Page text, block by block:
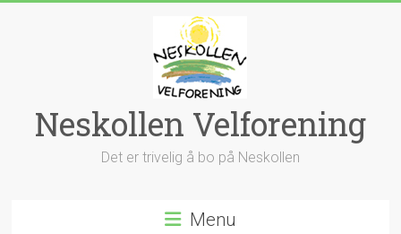
Neskollen Velforening
Det er trivelig å bo på Neskollen
Menu